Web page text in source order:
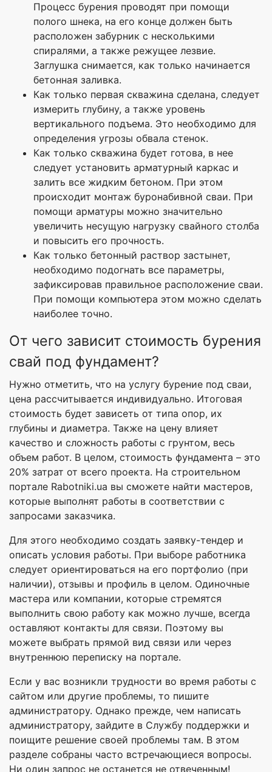
Процесс бурения проводят при помощи
полого шнека, на его конце должен быть
расположен забурник с несколькими
спиралями, а также режущее лезвие.
Заглушка снимается, как только начинается
бетонная заливка.
Как только первая скважина сделана, следует
измерить глубину, а также уровень
вертикального подъема. Это необходимо для
определения угрозы обвала стенок.
Как только скважина будет готова, в нее
следует установить арматурный каркас и
залить все жидким бетоном. При этом
происходит монтаж буронабивной сваи. При
помощи арматуры можно значительно
увеличить несущую нагрузку свайного столба
и повысить его прочность.
Как только бетонный раствор застынет,
необходимо подогнать все параметры,
зафиксировав правильное расположение сваи.
При помощи компьютера этом можно сделать
наиболее точно.
От чего зависит стоимость бурения
свай под фундамент?
Нужно отметить, что на услугу бурение под сваи,
цена рассчитывается индивидуально. Итоговая
стоимость будет зависеть от типа опор, их
глубины и диаметра. Также на цену влияет
качество и сложность работы с грунтом, весь
объем работ. В целом, стоимость фундамента – это
20% затрат от всего проекта. На строительном
портале Rabotniki.ua вы сможете найти мастеров,
которые выполнят работы в соответствии с
запросами заказчика.
Для этого необходимо создать заявку-тендер и
описать условия работы. При выборе работника
следует ориентироваться на его портфолио (при
наличии), отзывы и профиль в целом. Одиночные
мастера или компании, которые стремятся
выполнить свою работу как можно лучше, всегда
оставляют контакты для связи. Поэтому вы
можете выбрать прямой вид связи или через
внутреннюю переписку на портале.
Если у вас возникли трудности во время работы с
сайтом или другие проблемы, то пишите
администратору. Однако прежде, чем написать
администратору, зайдите в Службу поддержки и
поищите решение своей проблемы там. В этом
разделе собраны часто встречающиеся вопросы.
Ни один запрос не останется не отвеченным!